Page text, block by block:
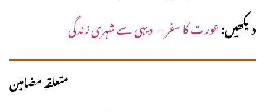
دیکھیں:عورت کا سفر – دیہی سے شہری زندگی
متعلقہ مضامین